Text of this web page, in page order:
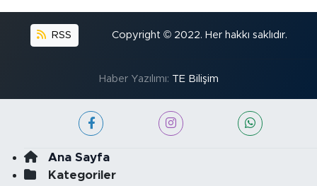
RSS Copyright © 2022. Her hakkı saklıdır.
Haber Yazılımı: TE Bilişim
Ana Sayfa
Kategoriler